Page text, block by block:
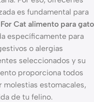
es fundamental para
For Cat alimento para gato
específicamente para
o alergias
seleccionados y su
proporciona todos
molestias estomacales,
de tu felino.